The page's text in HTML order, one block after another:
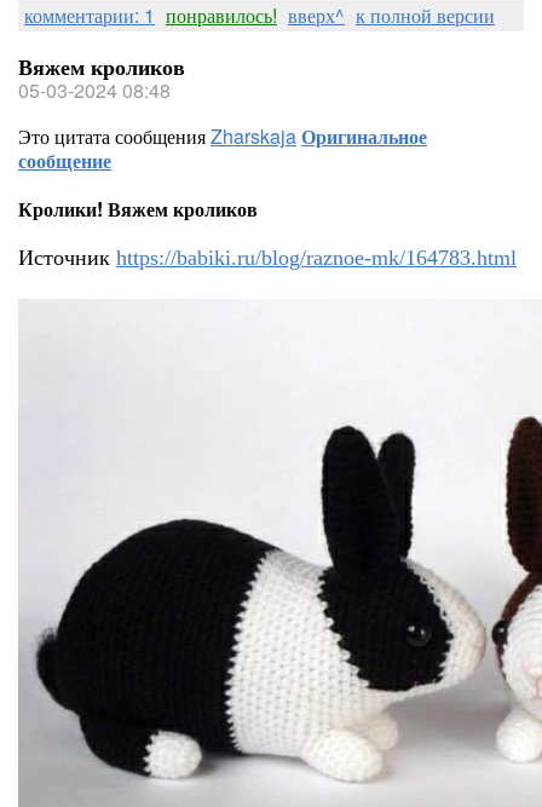
комментарии: 1 понравилось! вверх^ к полной версии
Вяжем кроликов
05-03-2024 08:48
Это цитата сообщенияZharskajaОригинальное
сообщение
Кролики! Вяжем кроликов
Источник https://babiki.ru/blog/raznoe-mk/164783.html